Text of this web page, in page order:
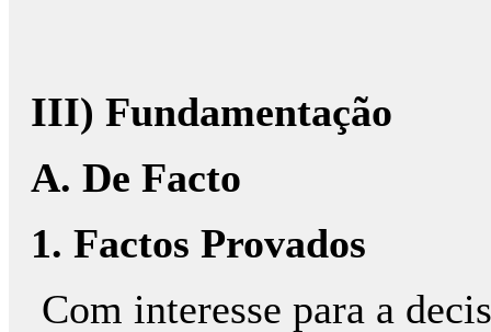
III) Fundamentação
A. De Facto
1. Factos Provados
Com interesse para a